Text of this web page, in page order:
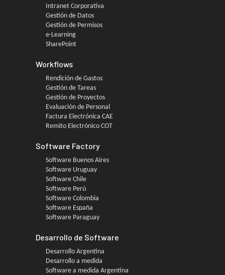
Intranet Corporativa
Gestión de Datos
Gestión de Permisos
e-Learning
SharePoint
Workflows
Rendición de Gastos
Gestión de Tareas
Gestión de Proyectos
Evaluación de Personal
Factura Electrónica CAE
Remito Electrónico COT
Software Factory
Software Buenos Aires
Software Uruguay
Software Chile
Software Perú
Software Colombia
Software España
Software Paraguay
Desarrollo de Software
Desarrollo Argentina
Desarrollo a medida
Software a medida Argentina